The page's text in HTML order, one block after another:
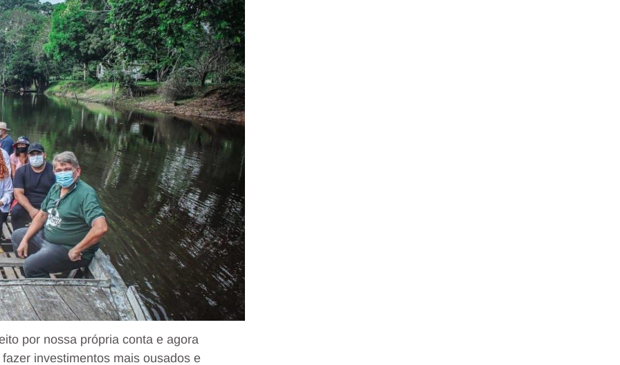
por nossa própria conta e agora
investimentos mais ousados e